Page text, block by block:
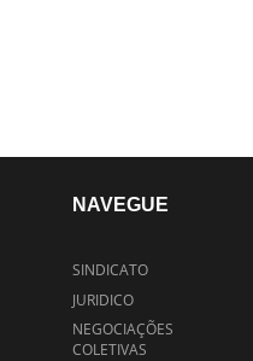
NAVEGUE
SINDICATO
JURIDICO
NEGOCIAÇÕES
COLETIVAS